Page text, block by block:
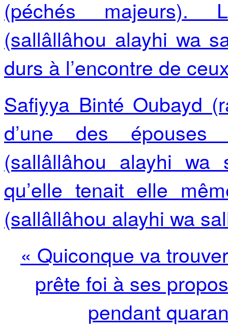
(péchés majeurs).
(sallâllâhou alayhi wa
durs à l’encontre de
Safiyya Binté Oubayd
d’une des épouses
(sallâllâhou alayhi wa
qu’elle tenait elle
(sallâllâhou alayhi wa
« Quiconque va
prête foi à ses
pendant